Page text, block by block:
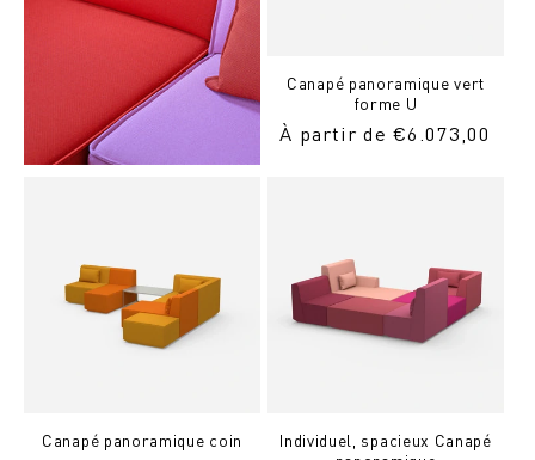
Canapé panoramique vert
forme U
Prix
À partir de €6.073,00
Canapé panoramique coin
Individuel, spacieux Canapé